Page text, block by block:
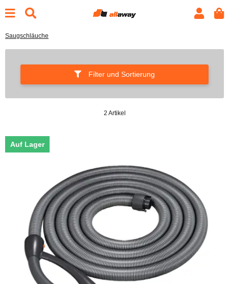
Saugschläuche
Filter und Sortierung
2 Artikel
Auf Lager